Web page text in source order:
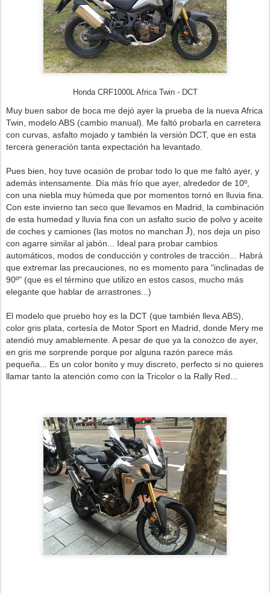
Honda CRF1000L Africa Twin - DCT
Muy buen sabor de boca me dejó ayer la prueba de la nueva Africa
Twin, modelo ABS (cambio manual). Me faltó probarla en carretera
con curvas, asfalto mojado y también la versión DCT, que en esta
tercera generación tanta expectación ha levantado.
Pues bien, hoy tuve ocasión de probar todo lo que me faltó ayer, y
además intensamente. Día más frío que ayer, alrededor de 10º,
con una niebla muy húmeda que por momentos tornó en lluvia fina.
Con este invierno tan seco que llevamos en Madrid, la combinación
de esta humedad y lluvia fina con un asfalto sucio de polvo y aceite
de coches y camiones (las motos no manchan J) , nos deja un piso
con agarre similar al jabón... Ideal para probar cambios
automáticos, modos de conducción y controles de tracción... Habrá
que extremar las precauciones, no es momento para "inclinadas de
90º" (que es el término que utilizo en estos casos, mucho más
elegante que hablar de arrastrones... )
El modelo que pruebo hoy es la DCT (que también lleva ABS),
color gris plata, cortesía de Motor Sport en Madrid, donde Mery me
atendió muy amablemente. A pesar de que ya la conozco de ayer,
en gris me sorprende porque por alguna razón parece más
pequeña... Es un color bonito y muy discreto, perfecto si no quieres
llamar tanto la atención como con la Tricolor o la Rally Red...